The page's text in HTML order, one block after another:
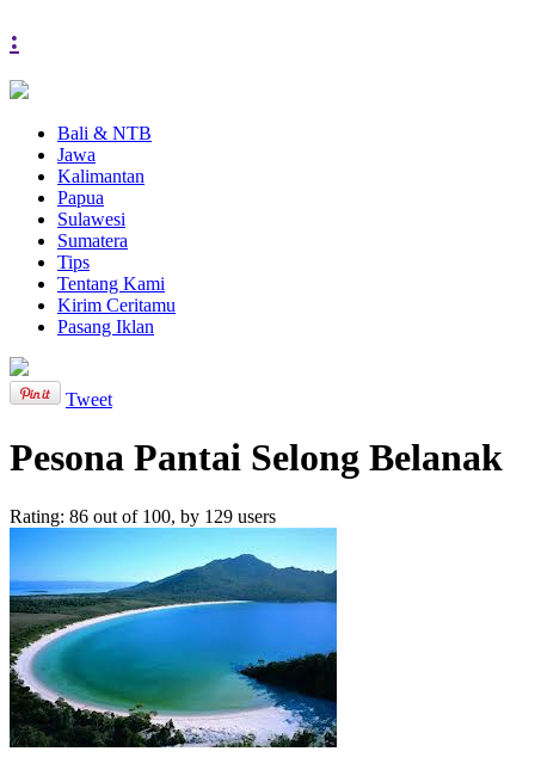
:
Bali & NTB
Jawa
Kalimantan
Papua
Sulawesi
Sumatera
Tips
Tentang Kami
Kirim Ceritamu
Pasang Iklan
Tweet
Pesona Pantai Selong Belanak
Rating: 86 out of 100, by 129 users